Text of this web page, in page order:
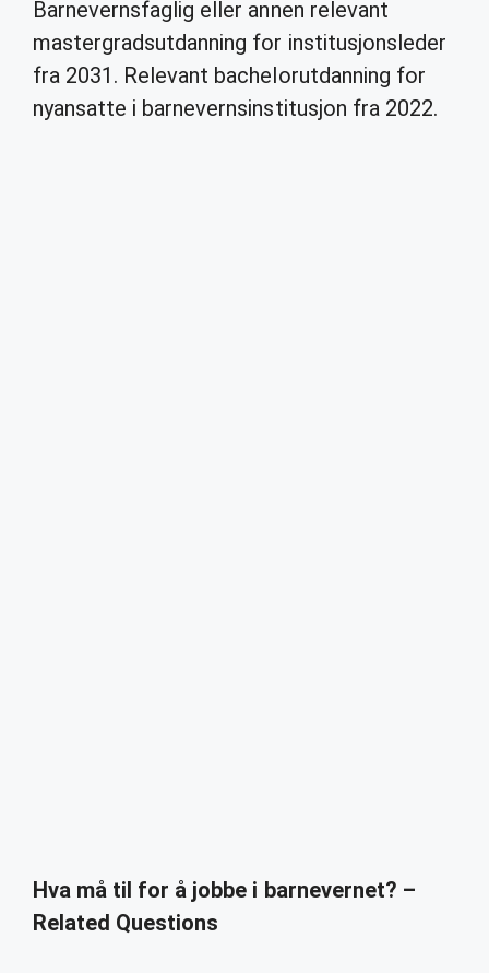
Barnevernsfaglig eller annen relevant
mastergradsutdanning for institusjonsleder
fra 2031. Relevant bachelorutdanning for
nyansatte i barnevernsinstitusjon fra 2022.
Hva må til for å jobbe i barnevernet? –
Related Questions